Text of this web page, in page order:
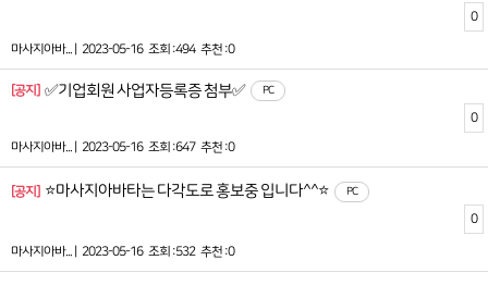
마사지아바... | 2023-05-16 조회 :494 추천 :0
0
[공지] ✅기업회원 사업자등록증 첨부✅ PC
마사지아바... | 2023-05-16 조회 :647 추천 :0
0
[공지] ⭐마사지아바타는 다각도로 홍보중 입니다^^⭐ PC
마사지아바... | 2023-05-16 조회 :532 추천 :0
0